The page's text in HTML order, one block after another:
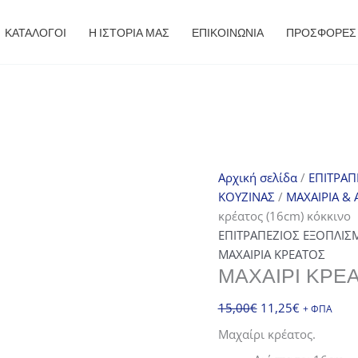
ΚΑΤΑΛΟΓΟΙ Η ΙΣΤΟΡΙΑ ΜΑΣ ΕΠΙΚΟΙΝΩΝΙΑ ΠΡΟΣΦΟΡΈΣ
Αρχική σελίδα/
ΚΟΥΖΙΝΑΣ/ ΜΑΧΑΙΡΙΑ &
κρέατος (16cm) κόκκινο
ΕΠΙΤΡΑΠΕΖΙΟΣ
ΜΑΧΑΙΡΙΑ ΚΡΕΑΤΟΣ
ΜΑΧΑΊΡΙ
15,00€ Original
price
was:
11,25€Η
τιμή
+ ΦΠΑ
Μαχαίρι κρέατος.